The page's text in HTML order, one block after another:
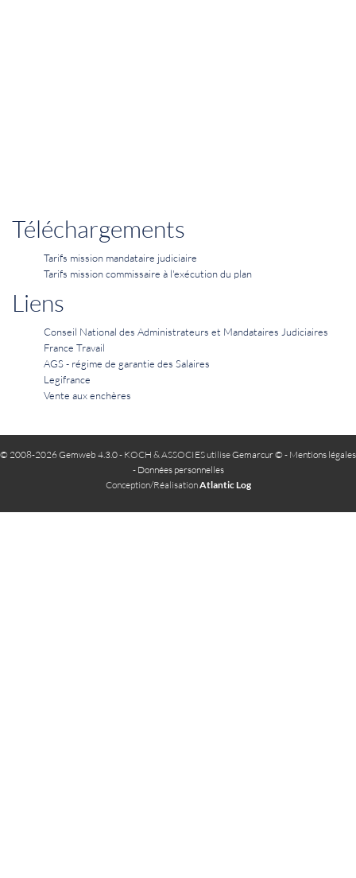
Téléchargements
Tarifs mission mandataire judiciaire
Tarifs mission commissaire à l'exécution du plan
Liens
Conseil National des Administrateurs et Mandataires Judiciaires
France Travail
AGS - régime de garantie des Salaires
Legifrance
Vente aux enchères
© 2008-2026 Gemweb 4.3.0- KOCH & ASSOCIES utiliseGemarcur © - Mentions légales
- Données personnelles
Conception/RéalisationAtlantic Log